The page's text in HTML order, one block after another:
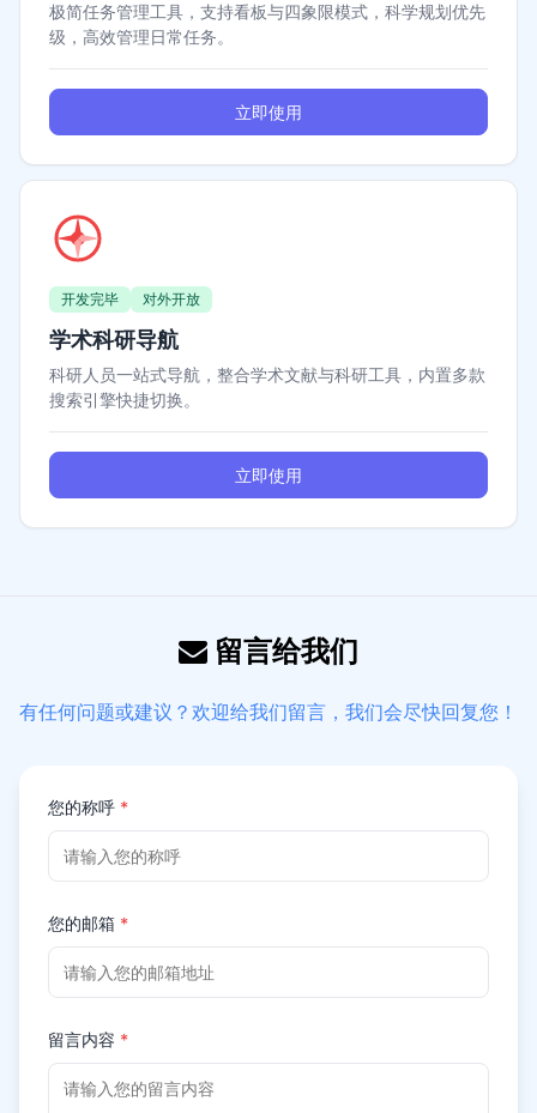
极简任务管理工具，支持看板与四象限模式，科学规划优先
级，高效管理日常任务。
立即使用
开发完毕 对外开放
学术科研导航
科研人员一站式导航，整合学术文献与科研工具，内置多款
搜索引擎快捷切换。
立即使用
留言给我们
有任何问题或建议？欢迎给我们留言，我们会尽快回复您！
您的称呼 *
您的邮箱 *
留言内容 *